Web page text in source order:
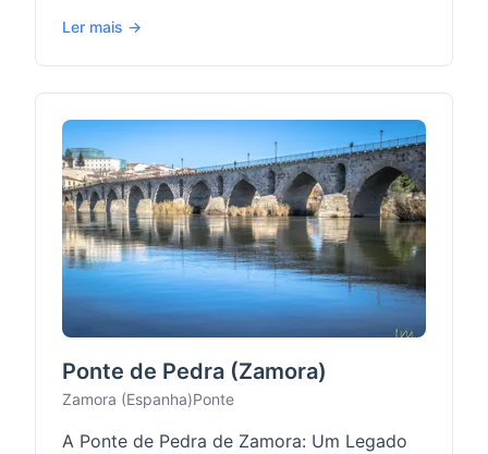
Ler mais →
Ponte de Pedra (Zamora)
Zamora (Espanha)Ponte
A Ponte de Pedra de Zamora: Um Legado